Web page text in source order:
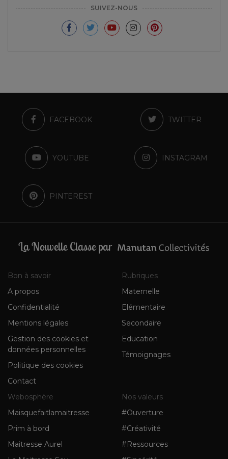
SUIVEZ-NOUS
FACEBOOK TWITTER
YOUTUBE INSTAGRAM
PINTEREST
La Nouvelle Classe par
Bon à savoir
A propos
Confidentialité
Mentions légales
Gestion des cookies et
données personnelles
Politique des cookies
Contact
Rubriques
Maternelle
Elémentaire
Secondaire
Education
Témoignages
Webosphère
Maisquefaitlamaitresse
Prim à bord
Maitresse Aurel
Nos valeurs
#Ouverture
#Créativité
#Ressources